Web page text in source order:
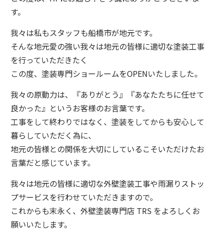
す。
我々は私もスタッフも船橋市が地元です。
そんな地元愛の強い我々は地元の皆様に適切な塗装工事
を行っていただきたく
この度、塗装専門ショールームをOPENいたしました。
我々の原動力は、『ありがとう』『あなたたちに任せて
良かった』というお客様のお言葉です。
工事をして終わりではなく、塗装をしてからも安心して
暮らしていただく為に、
地元の皆様との関係を大切にしているこそいただけたお
言葉だと感じています。
我々は地元の皆様に適切な外壁塗装工事や雨漏りストッ
プサービスを行わせていただきますので。
これからも末永く、外壁塗装専門店 TRS をよろしくお
願いいたします。